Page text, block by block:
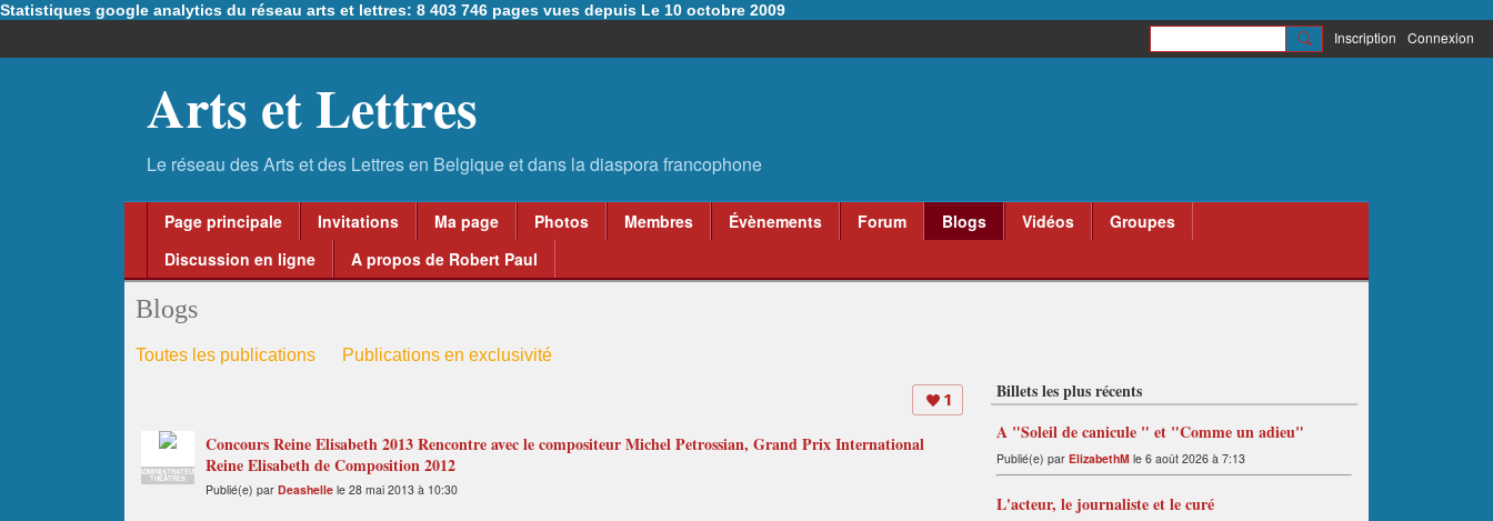
Statistiques google analytics du réseau arts et lettres: 8 403 746 pages vues depuis Le 10 octobre 2009
Inscription Connexion
Arts et Lettres
Page principale Invitations Ma page Photos Membres Évènements Forum Blogs Vidéos
Groupes
Discussion en ligne
A propos de Robert Paul
Blogs
Toutes les publications Publications en exclusivité
1
ADMINISTRATEUR
THÉÂTRES
Concours Reine Elisabeth 2013 Rencontre avec le compositeur Michel Petrossian, Grand Prix International
Reine Elisabeth de Composition 2012
Publié(e) par Deashelle le 28 mai 2013 à 10:30
Billets les plus récents
A "Soleil de canicule " et "Comme un adieu"
Publié(e) par ElizabethM le 6 août 2026 à 7:13
L'acteur, le journaliste et le curé